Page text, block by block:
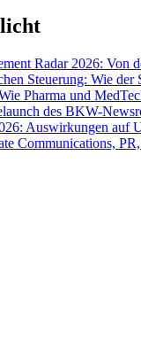
Radar 2026: Von
Steuerung: Wie
Pharma und
des BKW-
Auswirkungen auf
Communications,